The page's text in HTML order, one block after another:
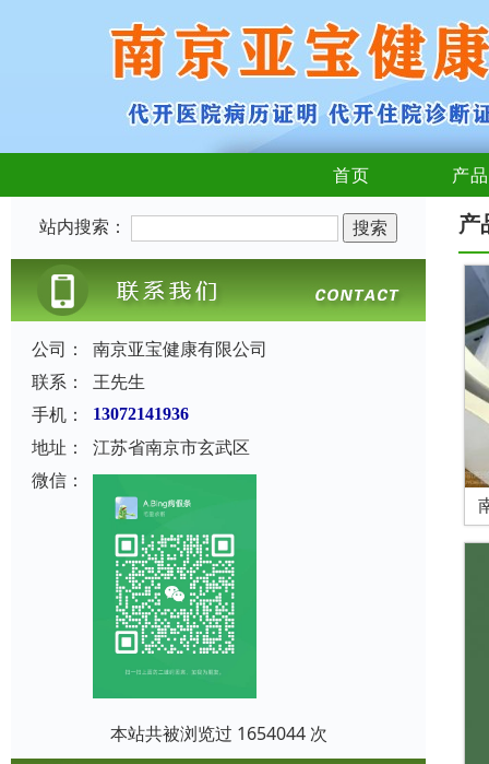
首页 产
站内搜索：
公司：
南京亚宝健康有限公司
联系：
王先生
手机：
13072141936
地址：
江苏省南京市玄武区
微信：
本站共被浏览过 1654044 次
产